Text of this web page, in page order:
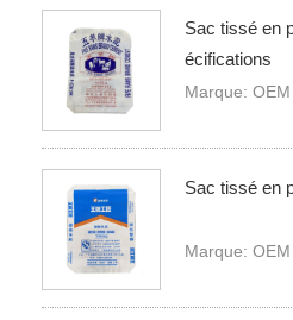
Sac tissé en
écifications
Marque: OEM
Sac tissé en
Marque: OEM